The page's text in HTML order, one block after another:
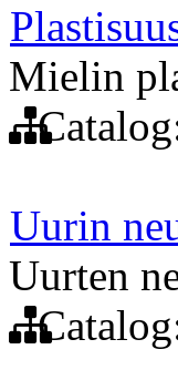
Mielin
Uurin
Uurten